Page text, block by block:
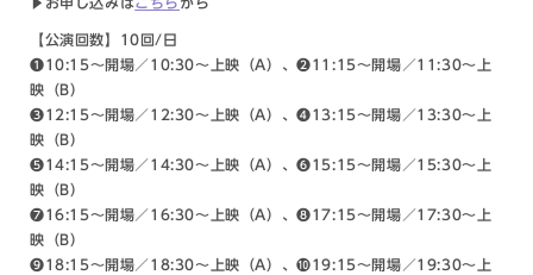
【公演回数】
10回/日
❶10:15～開場／10:30～上映（A）、❷11:15～開場／11:30～上
映（B）
❸12:15～開場／12:30～上映（A）、❹13:15～開場／13:30～上
映（B）
❺14:15～開場／14:30～上映（A）、❻15:15～開場／15:30～上
映（B）
❼16:15～開場／16:30～上映（A）、❽17:15～開場／17:30～上
映（B）
❾18:15～開場／18:30～上映（A）、❿19:15～開場／19:30～上